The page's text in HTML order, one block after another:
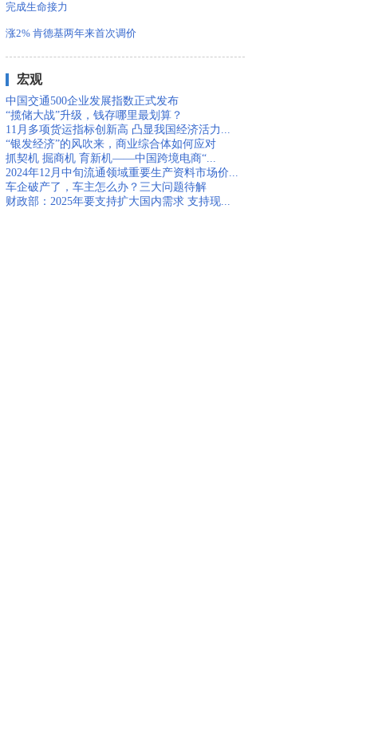
完成生命接力
涨2% 肯德基两年来首次调价
宏观
中国交通500企业发展指数正式发布
“揽储大战”升级，钱存哪里最划算？
11月多项货运指标创新高 凸显我国经济活力...
“银发经济”的风吹来，商业综合体如何应对
抓契机 掘商机 育新机——中国跨境电商“...
2024年12月中旬流通领域重要生产资料市场价...
车企破产了，车主怎么办？三大问题待解
财政部：2025年要支持扩大国内需求 支持现...